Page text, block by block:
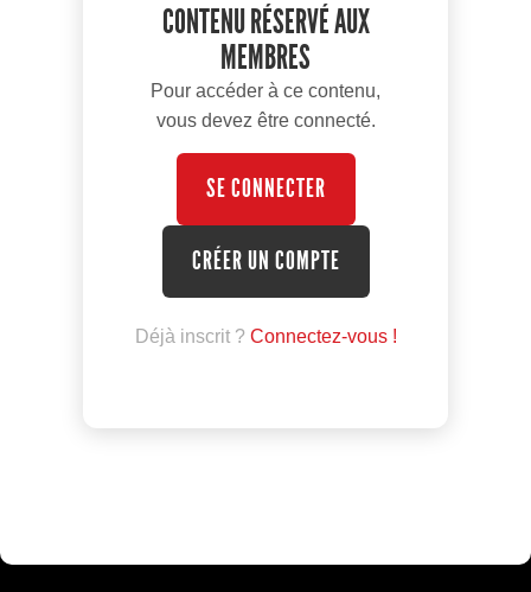
CONTENU RÉSERVÉ AUX
MEMBRES
Pour accéder à ce contenu,
vous devez être connecté.
SE CONNECTER
CRÉER UN COMPTE
Déjà inscrit ? Connectez-vous !